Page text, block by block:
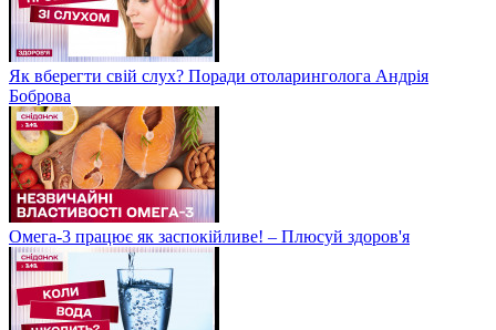
Як вберегти свій слух? Поради отоларинголога Андрія
Боброва
Омега-3 працює як заспокійливе! – Плюсуй здоров'я